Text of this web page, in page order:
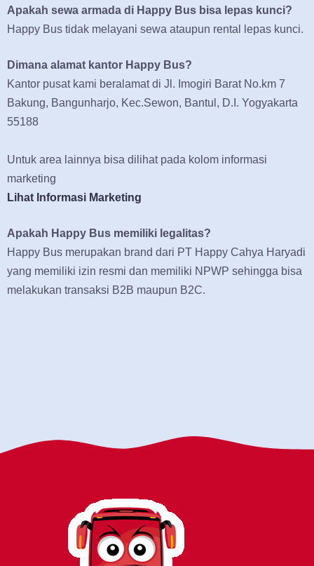
Apakah sewa armada di Happy Bus bisa lepas kunci?
Happy Bus tidak melayani sewa ataupun rental lepas kunci.
Dimana alamat kantor Happy Bus?
Kantor pusat kami beralamat di Jl. Imogiri Barat No.km 7
Bakung, Bangunharjo, Kec.Sewon, Bantul, D.I. Yogyakarta
55188
Untuk area lainnya bisa dilihat pada kolom informasi
marketing
Lihat Informasi Marketing
Apakah Happy Bus memiliki legalitas?
Happy Bus merupakan brand dari PT Happy Cahya Haryadi
yang memiliki izin resmi dan memiliki NPWP sehingga bisa
melakukan transaksi B2B maupun B2C.